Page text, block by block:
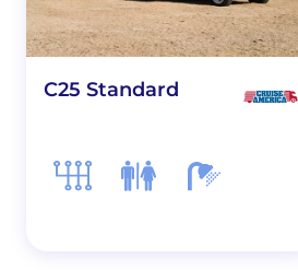
C25 Standard